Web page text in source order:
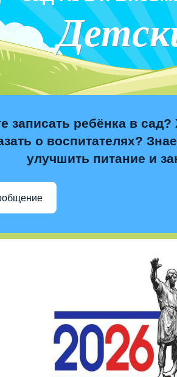
записать ребёнка в сад?
о воспитателях?
улучшить питание и